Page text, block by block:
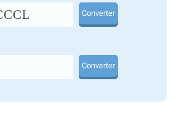
Converter
Converter